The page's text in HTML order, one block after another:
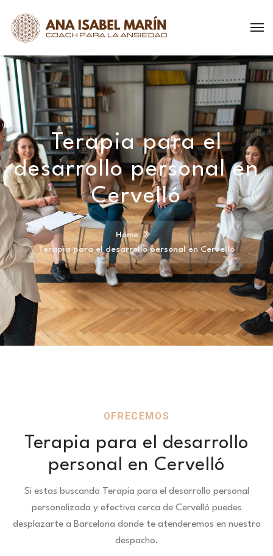
Terapia para el
desarrollo personal en
Cervelló
Home
Terapia para el desarrollo personal en Cervelló
OFRECEMOS
Terapia para el desarrollo
personal en Cervelló
Si estas buscando Terapia para el desarrollo personal
personalizada y efectiva cerca de Cervelló puedes
desplazarte a Barcelona donde te atenderemos en nuestro
despacho.